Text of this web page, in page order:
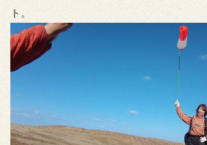
ト。